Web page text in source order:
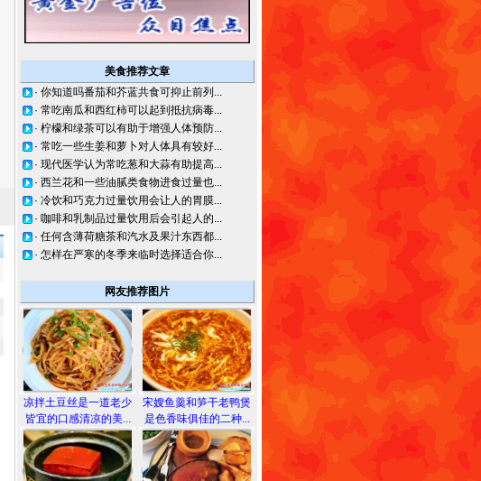
美食推荐文章
· 你知道吗番茄和芥蓝共食可抑止前列...
· 常吃南瓜和西红柿可以起到抵抗病毒...
· 柠檬和绿茶可以有助于增强人体预防...
· 常吃一些生姜和萝卜对人体具有较好...
· 现代医学认为常吃葱和大蒜有助提高...
· 西兰花和一些油腻类食物进食过量也...
· 冷饮和巧克力过量饮用会让人的胃膜...
· 咖啡和乳制品过量饮用后会引起人的...
· 任何含薄荷糖茶和汽水及果汁东西都...
· 怎样在严寒的冬季来临时选择适合你...
网友推荐图片
凉拌土豆丝是一道老少
皆宜的口感清凉的美...
宋嫂鱼羹和笋干老鸭煲
是色香味俱佳的二种...